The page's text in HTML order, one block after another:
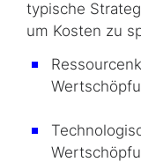
typische
um Kosten zu